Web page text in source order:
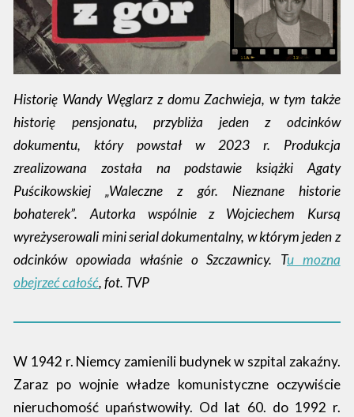
Historię Wandy Węglarz z domu Zachwieja, w tym także
historię pensjonatu, przybliża jeden z odcinków
dokumentu, który powstał w 2023 r. Produkcja
zrealizowana została na podstawie książki Agaty
Puścikowskiej „Waleczne z gór. Nieznane historie
bohaterek”. Autorka wspólnie z Wojciechem Kursą
wyreżyserowali mini serial dokumentalny, w którym jeden z
odcinków opowiada właśnie o Szczawnicy. Tu mozna
obejrzeć całość, fot. TVP
W 1942 r. Niemcy zamienili budynek w szpital zakaźny.
Zaraz po wojnie władze komunistyczne oczywiście
nieruchomość upaństwowiły. Od lat 60. do 1992 r.